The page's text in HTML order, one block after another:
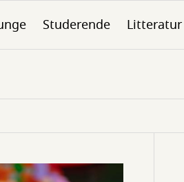
Studerende Litteratur